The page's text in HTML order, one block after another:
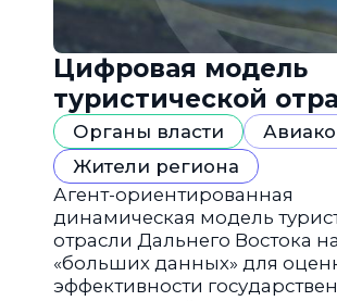
Цифровая модель
туристической
Дальнего Востока
Органы власти
Жители региона
Агент-ориентированная
динамическая модель
отрасли Дальнего Востока
«больших данных» для
эффективности